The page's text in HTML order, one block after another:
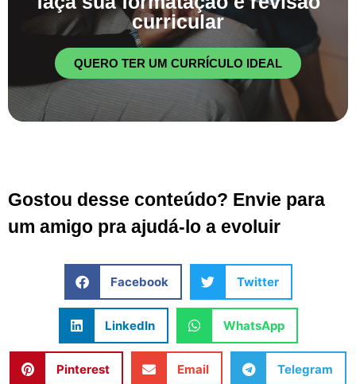
curricular
QUERO TER UM CURRÍCULO IDEAL
Gostou desse conteúdo? Envie para
um amigo pra ajudá-lo a evoluir
Facebook Twitter
LinkedIn WhatsApp
Pinterest Email Telegram